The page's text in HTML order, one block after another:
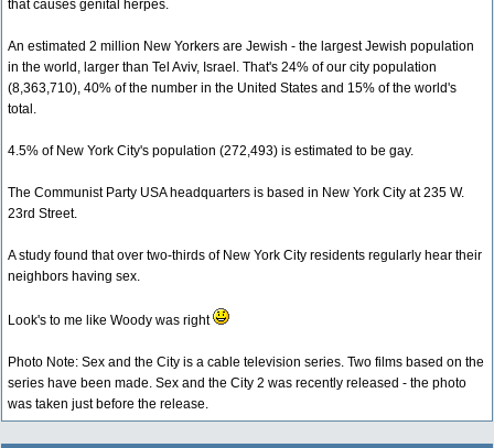
that causes genital herpes.
An estimated 2 million New Yorkers are Jewish - the largest Jewish population
in the world, larger than Tel Aviv, Israel. That's 24% of our city population
(8,363,710), 40% of the number in the United States and 15% of the world's
total.
4.5% of New York City's population (272,493) is estimated to be gay.
The Communist Party USA headquarters is based in New York City at 235 W.
23rd Street.
A study found that over two-thirds of New York City residents regularly hear their
neighbors having sex.
Look's to me like Woody was right
Photo Note: Sex and the City is a cable television series. Two films based on the
series have been made. Sex and the City 2 was recently released - the photo
was taken just before the release.